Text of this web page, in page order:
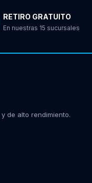
RETIRO GRATUITO
En nuestras 15 sucursales
de alto rendimiento.